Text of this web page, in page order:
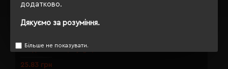
додатково.
Дякуємо за розуміння.
Більше не показувати.
V6546(Voyager)
Браслет-флікер Voyager жовтий - V6546-08
25.83 грн